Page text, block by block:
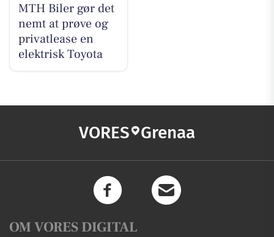
MTH Biler gør det
nemt at prøve og
privatlease en
elektrisk Toyota
VORES Grenaa
OM VORES DIGITAL